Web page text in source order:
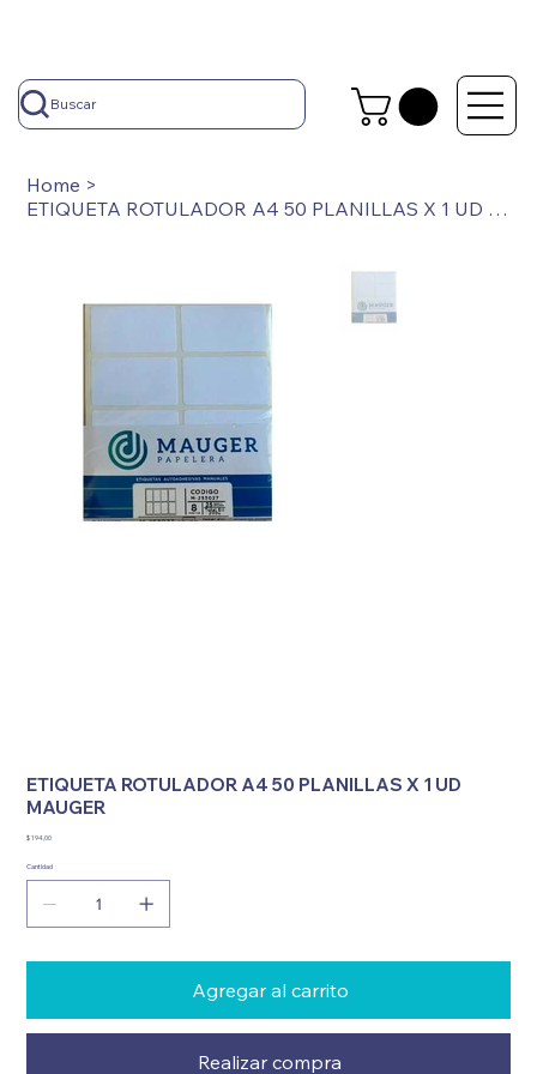
Buscar
Home >
ETIQUETA ROTULADOR A4 50 PLANILLAS X 1 UD MAUGER
ETIQUETA ROTULADOR A4 50 PLANILLAS X 1 UD
MAUGER
Precio
$ 194,00
Cantidad
Agregar al carrito
Realizar compra